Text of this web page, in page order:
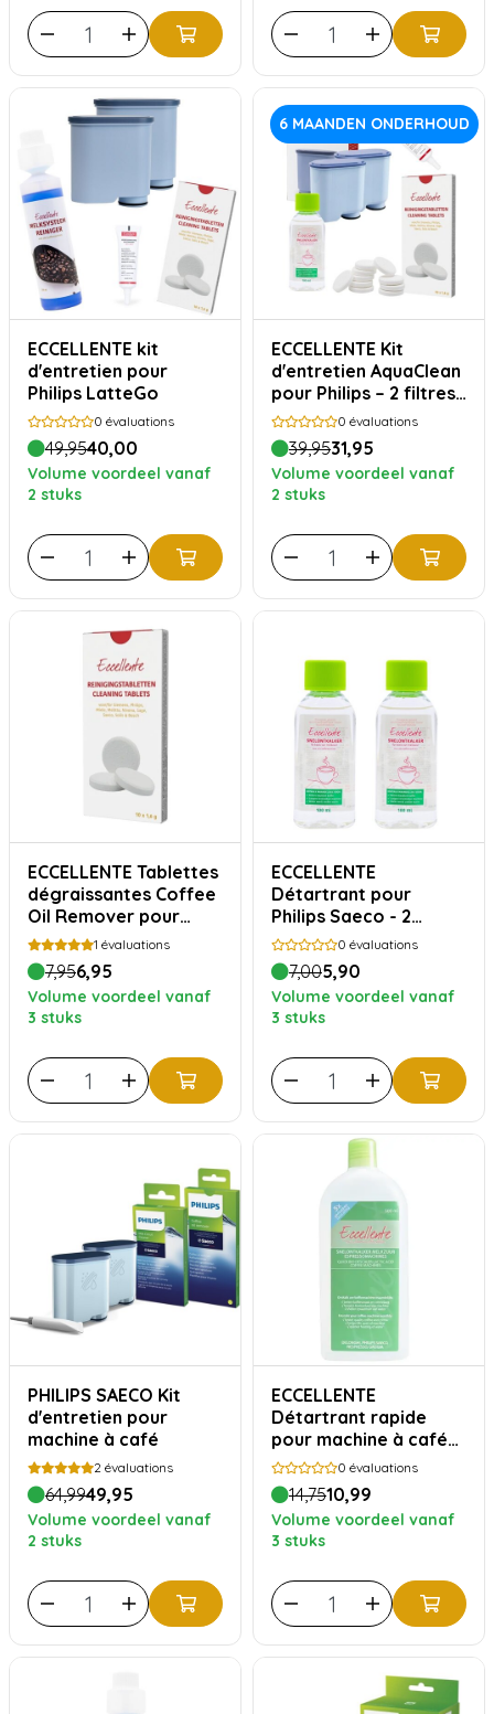
ECCELLENTE kit
d'entretien pour
Philips LatteGo
0 évaluations
49,9540,00
Volume voordeel vanaf
2 stuks
6 MAANDEN ONDERHOUD
ECCELLENTE Kit
d'entretien AquaClean
pour Philips – 2 filtres
à eau, détartrant et
produit de nettoyage
0 évaluations
39,9531,95
Volume voordeel vanaf
2 stuks
ECCELLENTE Tablettes
dégraissantes Coffee
Oil Remover pour
Philips Saeco - 10
pièces
1 évaluations
7,956,95
Volume voordeel vanaf
3 stuks
ECCELLENTE
Détartrant pour
Philips Saeco - 2
pièces
0 évaluations
7,005,90
Volume voordeel vanaf
3 stuks
PHILIPS SAECO Kit
d'entretien pour
machine à café
2 évaluations
64,9949,95
Volume voordeel vanaf
2 stuks
ECCELLENTE
Détartrant rapide
pour machine à café
Philips – 500 ml (5
détartrages)
0 évaluations
14,7510,99
Volume voordeel vanaf
3 stuks